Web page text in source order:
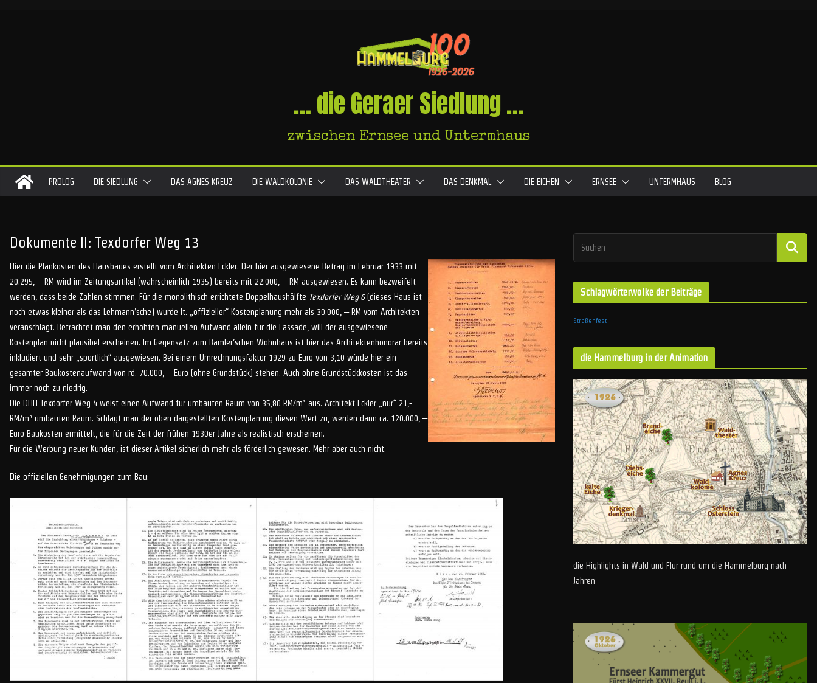
… die Geraer Siedlung …
zwischen Ernsee und Untermhaus
PROLOG DIE SIEDLUNG DAS AGNES KREUZ DIE WALDKOLONIE DAS WALDTHEATER DAS DENKMAL DIE EICHEN ERNSEE UNTERMHAUS BLOG
Dokumente II: Texdorfer Weg 13
Hier die Plankosten des Hausbaues erstellt vom Architekten Eckler. Der hier ausgewiesene Betrag im Februar 1933 mit
20.295, – RM wird im Zeitungsartikel (wahrscheinlich 1935) bereits mit 22.000, – RM ausgewiesen. Es kann bezweifelt
werden, dass beide Zahlen stimmen. Für die monolithisch errichtete Doppelhaushälfte Texdorfer Weg 6(dieses Haus ist
noch etwas kleiner als das Lehmann’sche) wurde lt. „offizieller“ Kostenplanung mehr als 30.000, – RM vom Architekten
veranschlagt. Betrachtet man den erhöhten manuellen Aufwand allein für die Fassade, will der ausgewiesene
Kostenplan nicht plausibel erscheinen. Im Gegensatz zum Bamler’schen Wohnhaus ist hier das Architektenhonorar bereits
inkludiert und sehr „sportlich“ ausgewiesen. Bei einem Umrechnungsfaktor 1929 zu Euro von 3,10 würde hier ein
gesamter Baukostenaufwand von rd. 70.000, – Euro (ohne Grundstück) stehen. Auch ohne Grundstückkosten ist das
immer noch zu niedrig.
Die DHH Texdorfer Weg 4 weist einen Aufwand für umbauten Raum von 35,80 RM/m³ aus. Architekt Eckler „nur“ 21,-
RM/m³ umbauten Raum. Schlägt man der oben dargestellten Kostenplanung diesen Wert zu, werden dann ca. 120.000, –
Euro Baukosten ermittelt, die für die Zeit der frühen 1930er Jahre als realistisch erscheinen.
Für die Werbung neuer Kunden, ist dieser Artikel sicherlich mehr als förderlich gewesen. Mehr aber auch nicht.
Die offiziellen Genehmigungen zum Bau:
Schlagwörterwolke der Beiträge
Straßenfest
die Hammelburg in der Animation
die Highlights in Wald und Flur rund um die Hammelburg nach
Jahren